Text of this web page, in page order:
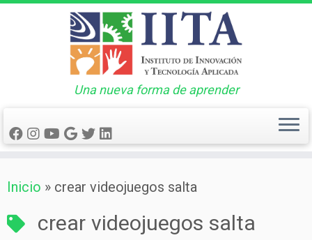
al
contenido
Una nueva forma de aprender
Inicio » crear videojuegos salta
crear videojuegos salta